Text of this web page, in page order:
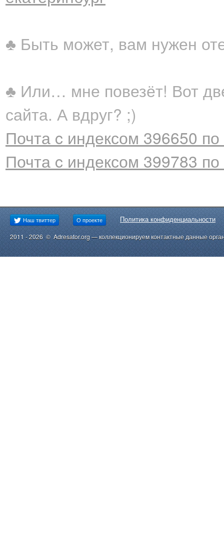
♣ Быть может, вам нужен
♣ Или… мне повезёт! Вот
сайта. А вдруг? ;)
Почта c индексом 396650
Почта c индексом 399783
Наш твиттер О проекте Политика конфиденциальности
2011 - 2026 © Adresator.org — коллекционируем контактные данные